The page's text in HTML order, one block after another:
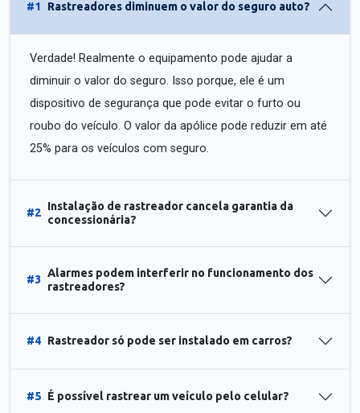
#1 Rastreadores diminuem o valor do seguro auto?
Verdade! Realmente o equipamento pode ajudar a
diminuir o valor do seguro. Isso porque, ele é um
dispositivo de segurança que pode evitar o furto ou
roubo do veículo. O valor da apólice pode reduzir em até
25% para os veículos com seguro.
#2
Instalação de rastreador cancela garantia da
concessionária?
#3
Alarmes podem interferir no funcionamento dos
rastreadores?
#4 Rastreador só pode ser instalado em carros?
#5 É possível rastrear um veículo pelo celular?